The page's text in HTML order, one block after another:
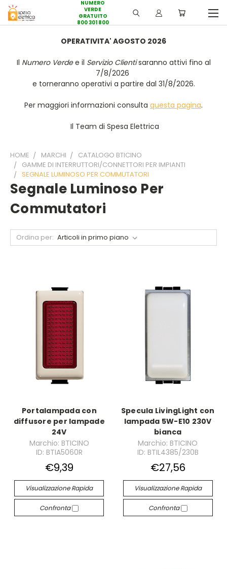
NUMERO
VERDE
GRATUITO
800 301 800
OPERATIVITA' AGOSTO 2026
Il Numero Verdee il Servizio Clientisaranno attivi fino al
7/8/2026
e torneranno operativi a partire dal 31/8/2026.
Per maggiori informazioni consulta questa pagina.
Il Team di Spesa Elettrica
HOME MARCHI
CATALOGO BTICINO
GAMME DI INTERRUTTORI/CONNETTORI PER IMPIANTI
SEGNALE LUMINOSO PER COMMUTATORI
Segnale Luminoso Per
Commutatori
Ordina per:
Portalampada con
diffusore per lampade
24V
Marchio: BTICINO
ID: BTIA5060R
€9,39
Visualizzazione Rapida
Confronta
Specula LivingLight con
lampada 5W-E10 230V
bianca
Marchio: BTICINO
ID: BTIL4385/230B
€27,56
Visualizzazione Rapida
Confronta